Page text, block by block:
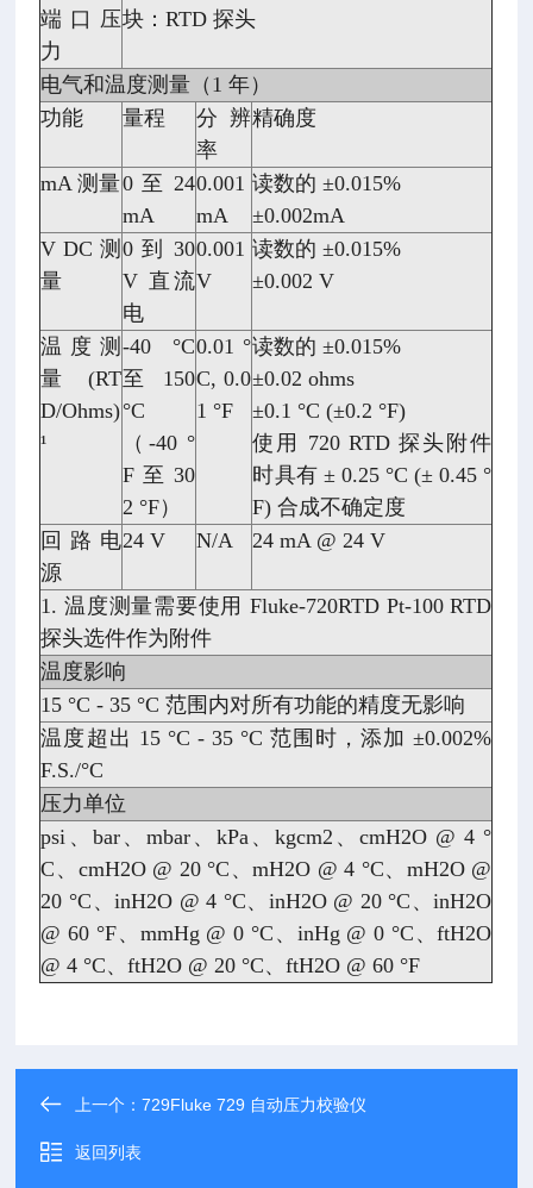
端口压
力
块：RTD 探头
电气和温度测量（1 年）
功能
量程
分辨
率
精确度
mA 测量0 至 24
mA
0.001
mA
读数的 ±0.015%
±0.002mA
V DC 测
量
0 到 30
V 直流
电
0.001
V
读数的 ±0.015%
±0.002 V
温度测
量 (RT
D/Ohms)
¹
-40 °C
至 150
°C
（-40 °
F 至 30
2 °F）
0.01 °
C, 0.0
1 °F
读数的 ±0.015%
±0.02 ohms
±0.1 °C (±0.2 °F)
使用 720 RTD 探头附件
时具有 ± 0.25 °C (± 0.45 °
F) 合成不确定度
回路电
源
24 V N/A 24 mA @ 24 V
1. 温度测量需要使用 Fluke-720RTD Pt-100 RTD
探头选件作为附件
温度影响
15 °C - 35 °C 范围内对所有功能的精度无影响
温度超出 15 °C - 35 °C 范围时，添加 ±0.002%
F.S./°C
压力单位
psi、bar、mbar、kPa、kgcm2、cmH2O @ 4 °
C、cmH2O @ 20 °C、mH2O @ 4 °C、mH2O @
20 °C、inH2O @ 4 °C、inH2O @ 20 °C、inH2O
@ 60 °F、mmHg @ 0 °C、inHg @ 0 °C、ftH2O
@ 4 °C、ftH2O @ 20 °C、ftH2O @ 60 °F
上一个：729Fluke 729 自动压力校验仪
返回列表